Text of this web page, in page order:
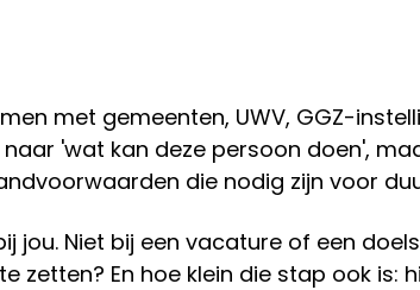
met gemeenten, UWV, GGZ-
naar 'wat kan deze persoon doen',
die nodig zijn voor
jou. Niet bij een vacature of een
zetten? En hoe klein die stap ook is: